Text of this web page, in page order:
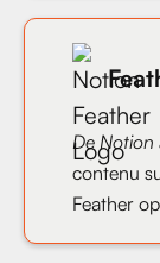
De Notion
contenu
Feather